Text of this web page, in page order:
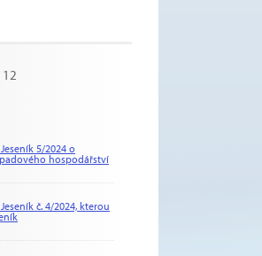
12
5/2024 o
hospodářství
č. 4/2024, kterou